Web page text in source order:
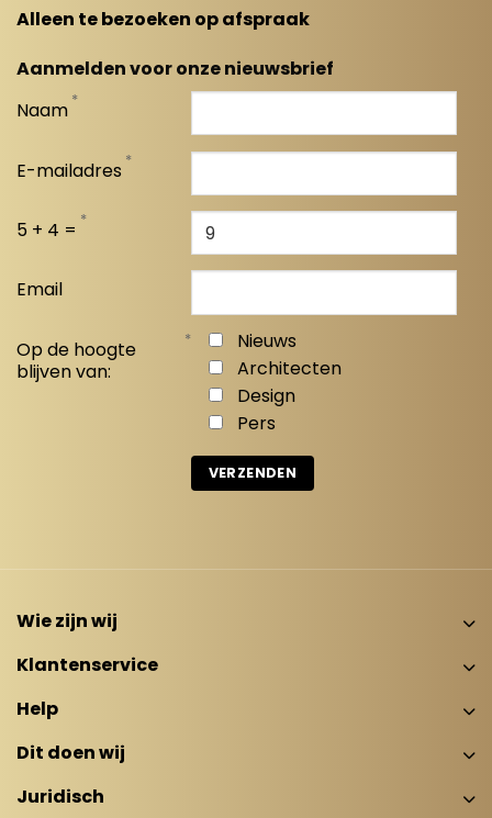
Alleen te bezoeken op afspraak
Aanmelden voor onze nieuwsbrief
Naam *
E-mailadres *
5 + 4 = *
Email
Op de hoogte
blijven van:
*
Nieuws
Architecten
Design
Pers
Wie zijn wij
Klantenservice
Help
Dit doen wij
Juridisch